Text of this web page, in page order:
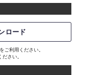
ロード
ご利用ください。
ださい。